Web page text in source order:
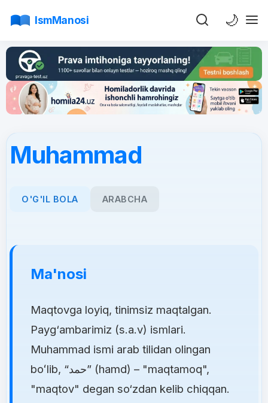
IsmManosi 🌙
Muhammad
O'G'IL BOLA ARABCHA
Ma'nosi
Maqtovga loyiq, tinimsiz maqtalgan.
Payg‘ambarimiz (s.a.v) ismlari.
Muhammad ismi arab tilidan olingan
boʻlib, “حمد” (hamd) – "maqtamoq",
"maqtov" degan so‘zdan kelib chiqqan.